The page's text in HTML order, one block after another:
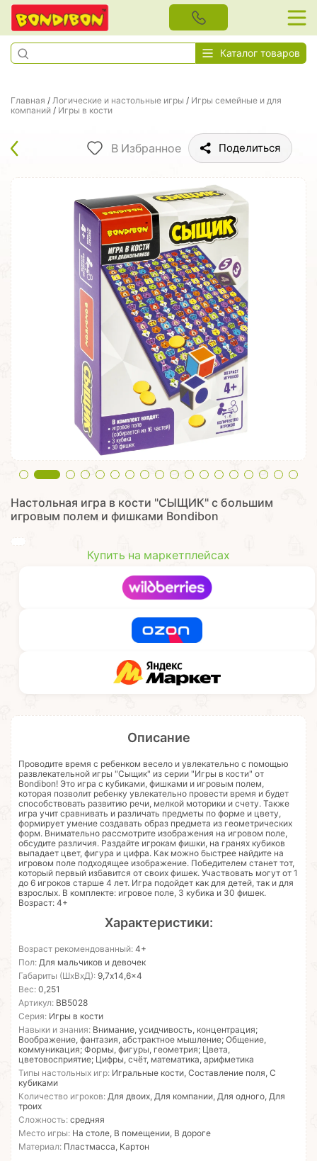
Каталог товаров
Главная / Логические и настольные игры / Игры семейные и для
компаний / Игры в кости
В Избранное Поделиться
Настольная игра в кости "СЫЩИК" с большим
игровым полем и фишками Bondibon
Купить на маркетплейсах
Описание
Проводите время с ребенком весело и увлекательно с помощью
развлекательной игры "Сыщик" из серии "Игры в кости" от
Bondibon! Это игра с кубиками, фишками и игровым полем,
которая позволит ребенку увлекательно провести время и будет
способствовать развитию речи, мелкой моторики и счету. Также
игра учит сравнивать и различать предметы по форме и цвету,
формирует умение создавать образ предмета из геометрических
форм. Внимательно рассмотрите изображения на игровом поле,
обсудите различия. Раздайте игрокам фишки, на гранях кубиков
выпадает цвет, фигура и цифра. Как можно быстрее найдите на
игровом поле подходящее изображение. Победителем станет тот,
который первый избавится от своих фишек. Участвовать могут от 1
до 6 игроков старше 4 лет. Игра подойдет как для детей, так и для
взрослых. В комплекте: игровое поле, 3 кубика и 30 фишек.
Возраст: 4+
Характеристики:
Возраст рекомендованный: 4+
Пол: Для мальчиков и девочек
Габариты (ШхВхД): 9,7x14,6x4
Вес: 0,251
Артикул: ВВ5028
Серия: Игры в кости
Навыки и знания: Внимание, усидчивость, концентрация;
Воображение, фантазия, абстрактное мышление; Общение,
коммуникация; Формы, фигуры, геометрия; Цвета,
цветовосприятие; Цифры, счёт, математика, арифметика
Типы настольных игр: Игральные кости, Составление поля, С
кубиками
Количество игроков: Для двоих, Для компании, Для одного, Для
троих
Сложность: средняя
Место игры: На столе, В помещении, В дороге
Материал: Пластмасса, Картон